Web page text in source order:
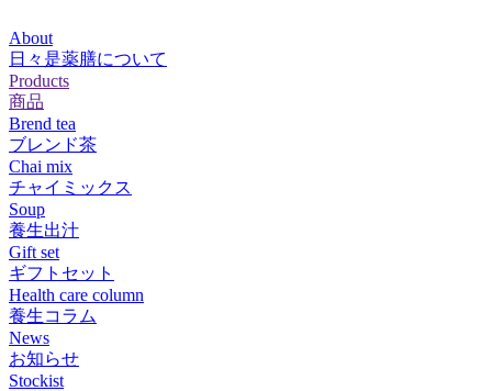
About
日々是薬膳について
Products
商品
Brend tea
ブレンド茶
Chai mix
チャイミックス
Soup
養生出汁
Gift set
ギフトセット
Health care column
養生コラム
News
お知らせ
Stockist